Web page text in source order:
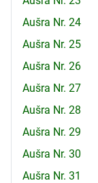
Aušra Nr. 24
Aušra Nr. 25
Aušra Nr. 26
Aušra Nr. 27
Aušra Nr. 28
Aušra Nr. 29
Aušra Nr. 30
Aušra Nr. 31